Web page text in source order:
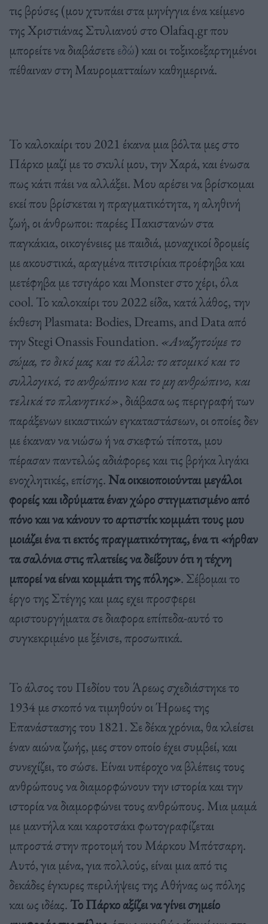
τις βρύσες (μου χτυπάει στα μηνίγγια ένα κείμενο
της Χριστιάνας Στυλιανού στο Olafaq.gr που
μπορείτε να διαβάσετεεδώ) και οι τοξικοεξαρτημένοι
πέθαιναν στη Μαυροματταίων καθημερινά.
Το καλοκαίρι του 2021 έκανα μια βόλτα μες στο
Πάρκο μαζί με το σκυλί μου, την Χαρά, και ένωσα
πως κάτι πάει να αλλάξει. Μου αρέσει να βρίσκομαι
εκεί που βρίσκεται η πραγματικότητα, η αληθινή
ζωή, οι άνθρωποι: παρέες Πακιστανών στα
παγκάκια, οικογένειες με παιδιά, μοναχικοί δρομείς
με ακουστικά, αραγμένα πιτσιρίκια προέφηβα και
μετέφηβα με τσιγάρο και Monster στο χέρι, όλα
cool. Το καλοκαίρι του 2022 είδα, κατά λάθος, την
έκθεση Plasmata: Bodies, Dreams, and Data από
την Stegi Onassis Foundation. «Αναζητούμε το
σώμα, το δικό μας και το άλλο: το ατομικό και το
συλλογικό, το ανθρώπινο και το μη ανθρώπινο, και
τελικά το πλανητικό», διάβασα ως περιγραφή των
παράξενων εικαστικών εγκαταστάσεων, οι οποίες δεν
με έκαναν να νιώσω ή να σκεφτώ τίποτα, μου
πέρασαν παντελώς αδιάφορες και τις βρήκα λιγάκι
ενοχλητικές, επίσης.Να οικειοποιούνται μεγάλοι
φορείς και ιδρύματα έναν χώρο στιγματισμένο από
πόνο και να κάνουν το αρτιστίκ κομμάτι τους μου
μοιάζει ένα τι εκτός πραγματικότητας, ένα τι «ήρθαν
τα σαλόνια στις πλατείες να δείξουν ότι η τέχνη
μπορεί να είναι κομμάτι της πόλης». Σέβομαι το
έργο της Στέγης και μας εχει προσφερει
αριστουργήματα σε διαφορα επίπεδα-αυτό το
συγκεκριμένο με ξένισε, προσωπικά.
Το άλσος του Πεδίου του Άρεως σχεδιάστηκε το
1934 με σκοπό να τιμηθούν οι Ήρωες της
Επανάστασης του 1821. Σε δέκα χρόνια, θα κλείσει
έναν αιώνα ζωής, μες στον οποίο έχει συμβεί, και
συνεχίζει, το σώσε. Είναι υπέροχο να βλέπεις τους
ανθρώπους να διαμορφώνουν την ιστορία και την
ιστορία να διαμορφώνει τους ανθρώπους. Μια μαμά
με μαντήλα και καροτσάκι φωτογραφίζεται
μπροστά στην προτομή του Μάρκου Μπότσαρη.
Αυτό, για μένα, για πολλούς, είναι μια από τις
δεκάδες έγκυρες περιλήψεις της Αθήνας ως πόλης
και ως ιδέας. Το Πάρκο αξίζει να γίνει σημείο